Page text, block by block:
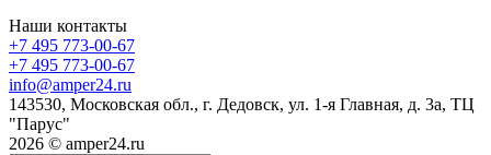
Наши контакты
+7 495 773-00-67
+7 495 773-00-67
info@amper24.ru
143530, Московская обл., г. Дедовск, ул. 1-я Главная, д. 3а, ТЦ
"Парус"
2026 © amper24.ru